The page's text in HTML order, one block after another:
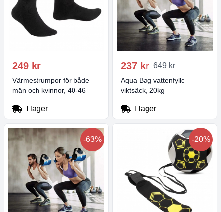
249 kr
Värmestrumpor för både
män och kvinnor, 40-46
I lager
237 kr 649 kr
Aqua Bag vattenfylld
viktsäck, 20kg
I lager
-63% -20%